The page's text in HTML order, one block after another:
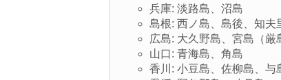
兵庫: 淡路島、沼島
島根: 西ノ島、島後、知夫
広島: 大久野島、宮島（
山口: 青海島、角島
香川: 小豆島、佐柳島、与